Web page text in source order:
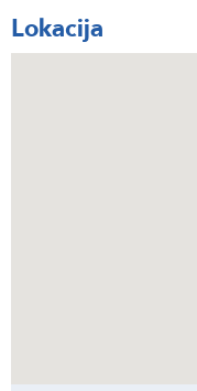
Lokacija